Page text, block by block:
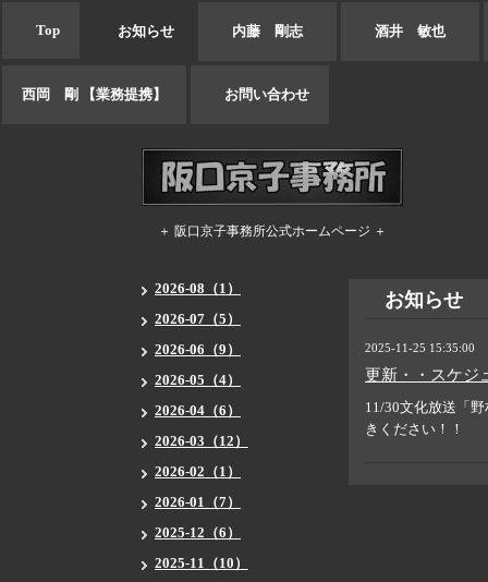
Top お知らせ 内藤 剛志 酒井 敏也
西岡 剛 【業務提携】 お問い合わせ
＋ 阪口京子事務所公式ホームページ ＋
お知らせ
2025-11-25 15:35:00
更新・・スケジ
11/30文化放送「
きください！！
2026-08（1）
2026-07（5）
2026-06（9）
2026-05（4）
2026-04（6）
2026-03（12）
2026-02（1）
2026-01（7）
2025-12（6）
2025-11（10）